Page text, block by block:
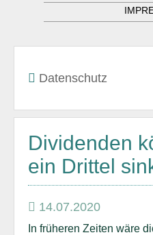
Datenschutz
Dividenden
ein Drittel
14.07.2020
In früheren Zeiten wäre